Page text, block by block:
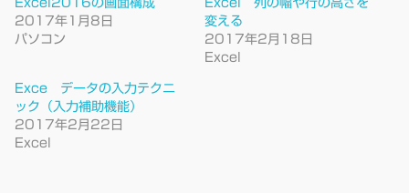
Excel2016の画面構成
2017年1月8日
パソコン
Excel 列の幅や行の高さを
変える
2017年2月18日
Excel
Exce データの入力テクニ
ック（入力補助機能）
2017年2月22日
Excel